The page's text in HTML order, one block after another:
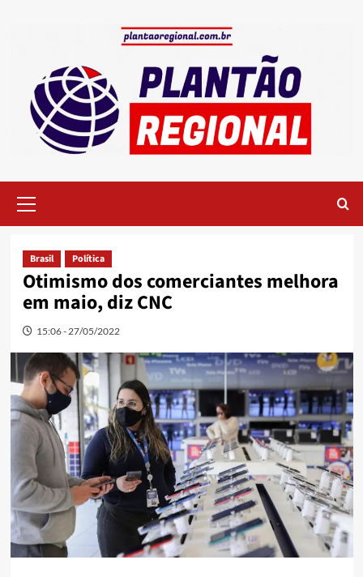
Menu
Brasil Política
Otimismo dos comerciantes melhora
em maio, diz CNC
15:06 - 27/05/2022